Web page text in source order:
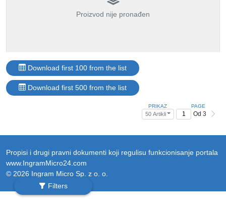
Filters
Proizvod nije pronađen
Download first 100 from the list
Download first 500 from the list
PRIKAZ
50 Artikli
PAGE
Od 3
Propisi i drugi pravni dokumenti koji regulisu funkcionisanje portala
www.IngramMicro24.com
© 2026 Ingram Micro Sp. z o. o.